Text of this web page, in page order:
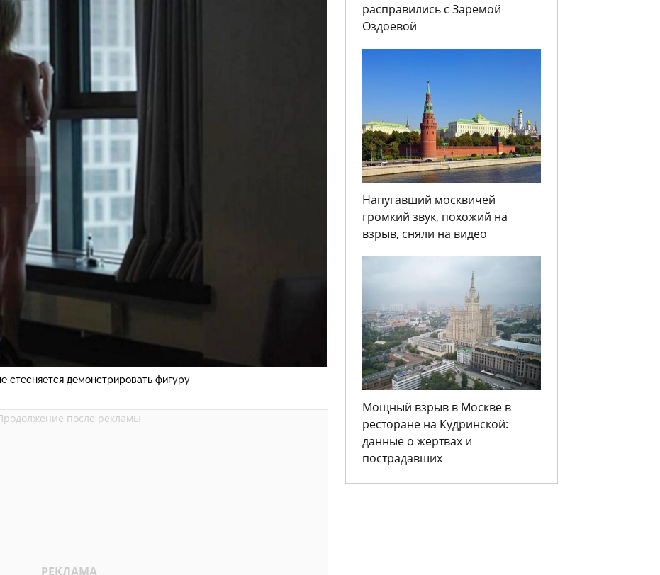
стесняется демонстрировать фигуру
расправились с Заремой
Оздоевой
Напугавший москвичей
громкий звук, похожий на
взрыв, сняли на видео
Мощный взрыв в Москве в
ресторане на Кудринской:
данные о жертвах и
пострадавших